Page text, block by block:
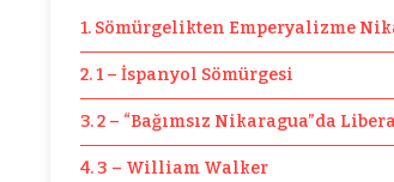
1. Sömürgelikten Emperyalizme
2. 1 – İspanyol Sömürgesi
3. 2 – “Bağımsız Nikaragua”da
4. 3 – William Walker